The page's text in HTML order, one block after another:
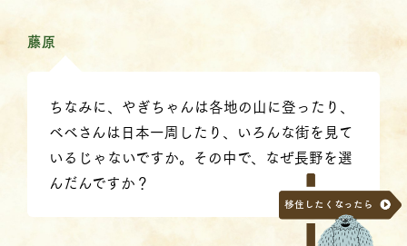
移住したくなったら
藤原
ちなみに、やぎちゃんは各地の山に登ったり、
べべさんは日本一周したり、いろんな街を見て
いるじゃないですか。その中で、なぜ長野を選
んだんですか？